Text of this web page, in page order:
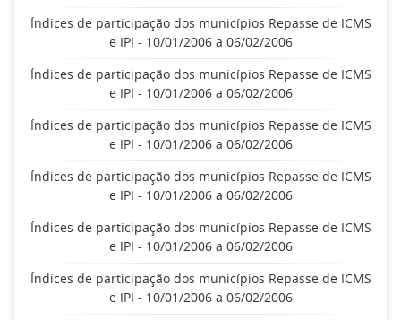
Índices de participação dos municípios Repasse de ICMS
e IPI - 10/01/2006 a 06/02/2006
Índices de participação dos municípios Repasse de ICMS
e IPI - 10/01/2006 a 06/02/2006
Índices de participação dos municípios Repasse de ICMS
e IPI - 10/01/2006 a 06/02/2006
Índices de participação dos municípios Repasse de ICMS
e IPI - 10/01/2006 a 06/02/2006
Índices de participação dos municípios Repasse de ICMS
e IPI - 10/01/2006 a 06/02/2006
Índices de participação dos municípios Repasse de ICMS
e IPI - 10/01/2006 a 06/02/2006